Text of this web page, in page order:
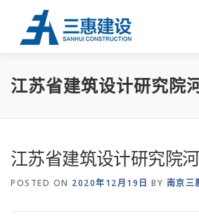
首 页 关于三惠 荣誉资质
江苏省建筑设计研究院
江苏省建筑设计研究院
POSTED ON 2020年12月19日 BY 南京三